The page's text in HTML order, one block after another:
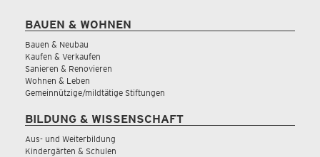
BAUEN & WOHNEN
Bauen & Neubau
Kaufen & Verkaufen
Sanieren & Renovieren
Wohnen & Leben
Gemeinnützige/mildtätige Stiftungen
BILDUNG & WISSENSCHAFT
Aus- und Weiterbildung
Kindergärten & Schulen